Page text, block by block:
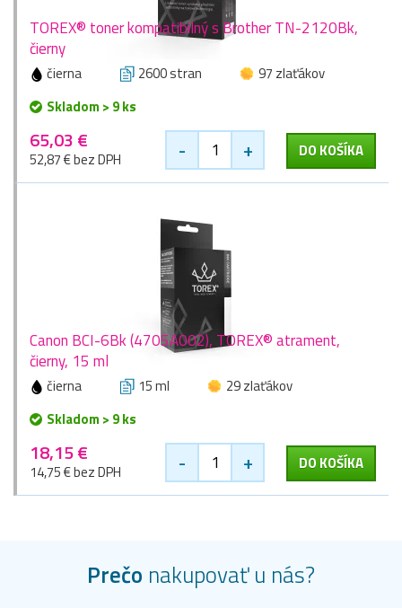
TOREX® toner kompatibilný s Brother TN-2120Bk,
čierny
čierna 2600 stran
97 zlaťákov
Skladom > 9 ks
65,03 €
52,87 € bez DPH - + DO KOŠÍKA
Canon BCI-6Bk (4705A002), TOREX® atrament,
čierny, 15 ml
čierna 15 ml
29 zlaťákov
Skladom > 9 ks
18,15 €
14,75 € bez DPH - + DO KOŠÍKA
Prečo nakupovať u nás?